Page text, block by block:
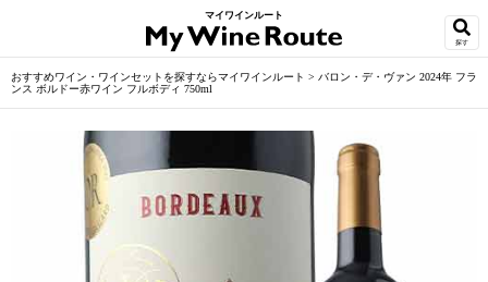
マイワインルート
探す
おすすめワイン・ワインセットを探すならマイワインルート > バロン・デ・ヴァン 2024年 フラ
ンス ボルドー赤ワイン フルボディ 750ml